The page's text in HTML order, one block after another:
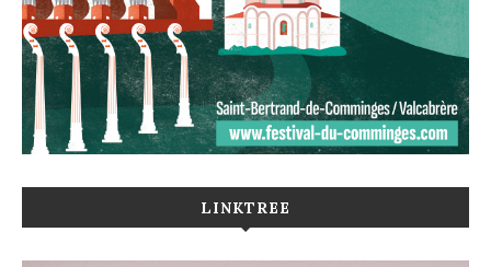
LINKTREE